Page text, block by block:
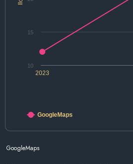
2023
10
15
GoogleMaps
GoogleMaps